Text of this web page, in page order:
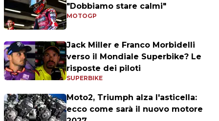
"Dobbiamo stare calmi"
MOTOGP
Jack Miller e Franco Morbidelli
verso il Mondiale Superbike? Le
risposte dei piloti
SUPERBIKE
Moto2, Triumph alza l'asticella:
ecco come sarà il nuovo motore